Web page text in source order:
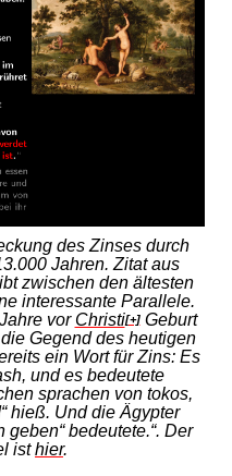
des Zinses durch
Jahren. Zitat aus
zwischen den ältesten
interessante Parallele.
vor Christi[+]Geburt
Gegend des heutigen
ein Wort für Zins: Es
und es bedeutete
sprachen von tokos,
hieß. Und die Ägypter
bedeutete.“. Der
isthier.